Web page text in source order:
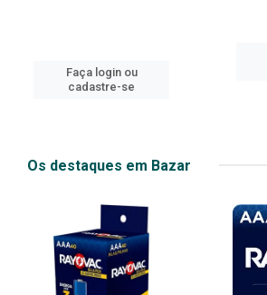
Faça login ou
cadastre-se
Os destaques em Bazar